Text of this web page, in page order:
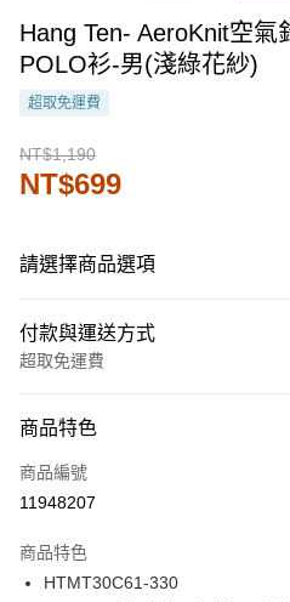
Hang Ten- AeroKnit空氣
POLO衫-男(淺綠花紗)
超取免運費
NT$1,190
NT$699
請選擇商品選項
付款與運送方式
超取免運費
信用卡一次付款
LINE Pay
街口支付
商品特色
商品編號
11948207
商品特色
HTMT30C61-330